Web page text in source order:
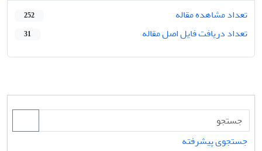
تعداد مشاهده مقاله
252
تعداد دریافت فایل اصل مقاله 31
جستجوی پیشرفته